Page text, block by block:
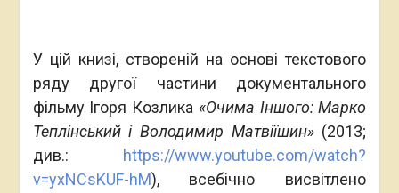
У цій книзі, створеній на основі текстового
ряду другої частини документального
фільму Ігоря Козлика «Очима Іншого: Марко
Теплінський і Володимир Матвіїшин»(2013;
див.: https://www.youtube.com/watch?
v=yxNCsKUF-hM), всебічно висвітлено